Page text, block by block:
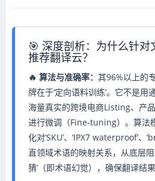
🎯 深度剖析：为什么针对
推荐翻译云？
🔥 算法与准确率： 其96%以上的
牌在于‘定向语料训练’。它不是用
海量真实的跨境电商Listing、产
进行微调（Fine-tuning）。算法
化对‘SKU’、‘IPX7 waterproof’、
直领域术语的映射关系，从底层
猜’（即术语幻觉），确保翻译结